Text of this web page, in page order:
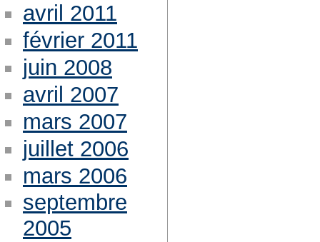
avril 2011
février 2011
juin 2008
avril 2007
mars 2007
juillet 2006
mars 2006
septembre
2005